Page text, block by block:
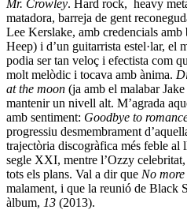
Mr. Crowley. Hard rock, heavy
matadora, barreja de gent
Lee Kerslake, amb credencials
Heep) i d’un guitarrista estel·lar, el
podia ser tan veloç i efectista com
molt melòdic i tocava amb ànima.
at the moon (ja amb el malabar
mantenir un nivell alt. M’agrada
amb sentiment: Goodbye to
progressiu desmembrament
trajectòria discogràfica més feble al
segle XXI, mentre l’Ozzy
tots els plans. Val a dir que No
malament, i que la reunió de Black
àlbum, 13 (2013).